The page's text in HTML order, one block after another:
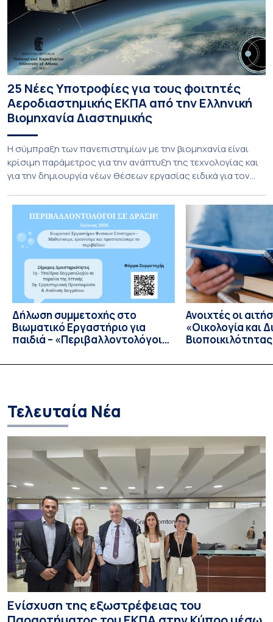
25 Νέες Υποτροφίες για τους φοιτητές
Αεροδιαστημικής ΕΚΠΑ από την Ελληνική
Βιομηχανία Διαστημικής
Η σύμπραξη των πανεπιστημίων με την βιομηχανία είναι
κρίσιμη παράμετρος για την ανάπτυξη της τεχνολογίας και
για την δημιουργία νέων θέσεων εργασίας ειδικά για τον
Επιστήμης & Τεχνολογίας Εθνικού και Καποδιστριακού
Πανεπιστημίου Αθηνών καινοτομεί και εγκαινιάζει μία νέα
εποχή στην συνεργασία με την Ελληνική βιομηχανία
Διαστημικής με την προσφορά […]
Δήλωση συμμετοχής στο
Bιωματικό Eργαστήριο για
παιδιά – «Περιβαλλοντολόγοι
Ανοιχτές οι
«Οικολογία και
Τελευταία Νέα
Ενίσχυση της εξωστρέφειας του